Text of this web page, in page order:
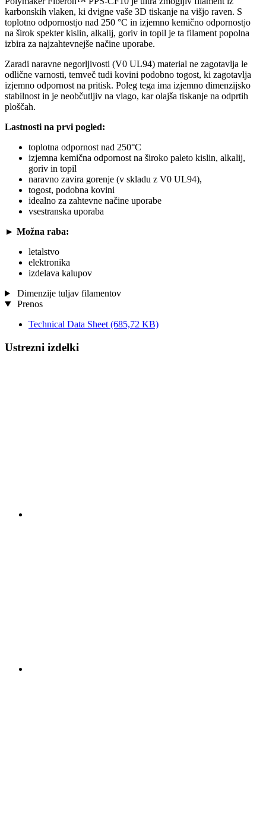
karbonskih vlaken, ki dvigne vaše 3D tiskanje na višjo raven. S
toplotno odpornostjo nad 250 °C in izjemno kemično odpornostjo
na širok spekter kislin, alkalij, goriv in topil je ta filament popolna
izbira za najzahtevnejše načine uporabe.
Zaradi naravne negorljivosti (V0 UL94) material ne zagotavlja le
odlične varnosti, temveč tudi kovini podobno togost, ki zagotavlja
izjemno odpornost na pritisk. Poleg tega ima izjemno dimenzijsko
stabilnost in je neobčutljiv na vlago, kar olajša tiskanje na odprtih
ploščah.
Lastnosti na prvi pogled:
toplotna odpornost nad 250°C
izjemna kemična odpornost na široko paleto kislin, alkalij,
goriv in topil
naravno zavira gorenje (v skladu z V0 UL94),
togost, podobna kovini
idealno za zahtevne načine uporabe
vsestranska uporaba
► Možna raba:
letalstvo
elektronika
izdelava kalupov
Dimenzije tuljav filamentov
Prenos
Technical Data Sheet (685,72 KB)
Ustrezni izdelki